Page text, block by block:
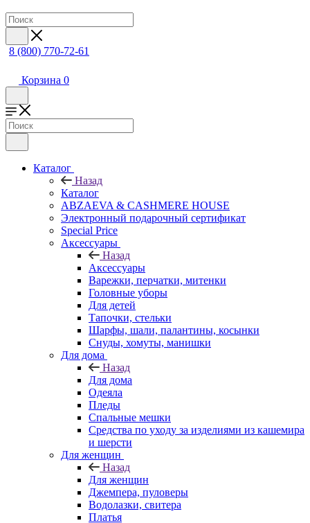
8 (800) 770-72-61
Корзина 0
Каталог
Назад
Каталог
ABZAEVA & CASHMERE HOUSE
Электронный подарочный сертификат
Special Price
Аксессуары
Назад
Аксессуары
Варежки, перчатки, митенки
Головные уборы
Для детей
Тапочки, стельки
Шарфы, шали, палантины, косынки
Снуды, хомуты, манишки
Для дома
Назад
Для дома
Одеяла
Пледы
Спальные мешки
Средства по уходу за изделиями из кашемира
и шерсти
Для женщин
Назад
Для женщин
Джемпера, пуловеры
Водолазки, свитера
Платья